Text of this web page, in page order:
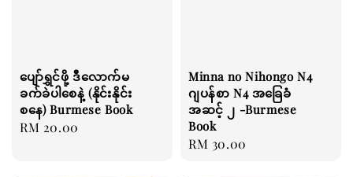
ပျော်ရွှင်ဖို့ ဒီလောက်မ
ခက်ခဲပါစေနဲ့ (နိုင်းနိုင်း
စနေ) Burmese Book
Regular
RM 20.00
Minna no Nihongo N4
ဂျပန်စာ N4 အခြေခံ
အဆင့် ၂ -Burmese
Book
Regular
RM 30.00